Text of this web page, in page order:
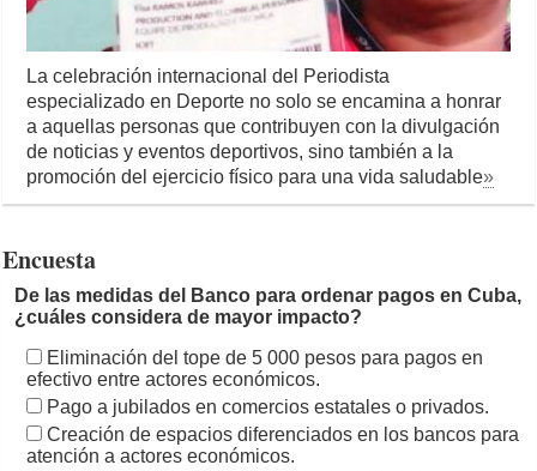
La celebración internacional del Periodista
especializado en Deporte no solo se encamina a honrar
a aquellas personas que contribuyen con la divulgación
de noticias y eventos deportivos, sino también a la
promoción del ejercicio físico para una vida saludable»
Encuesta
De las medidas del Banco para ordenar pagos en Cuba,
¿cuáles considera de mayor impacto?
Eliminación del tope de 5 000 pesos para pagos en
efectivo entre actores económicos.
Pago a jubilados en comercios estatales o privados.
Creación de espacios diferenciados en los bancos para
atención a actores económicos.